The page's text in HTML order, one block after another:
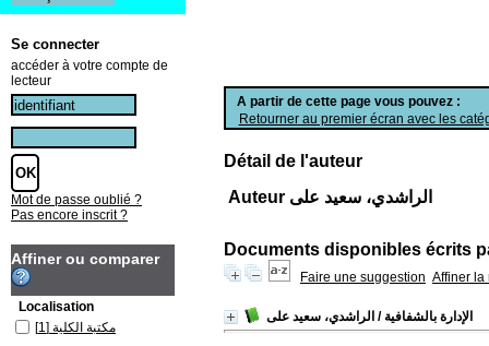
A partir de cette page vous pouvez :
Retourner au premier écran avec les
Détail de l'auteur
Auteur الراشدي، سعيد على
Documents disponibles écrits
Faire une suggestion Affiner la
الإدارة بالشفافية / الراشدي، سعيد على
Se connecter
accéder à votre compte de
lecteur
Mot de passe oublié ?
Pas encore inscrit ?
Affiner ou comparer
Localisation
مكتبة الكلية [1]